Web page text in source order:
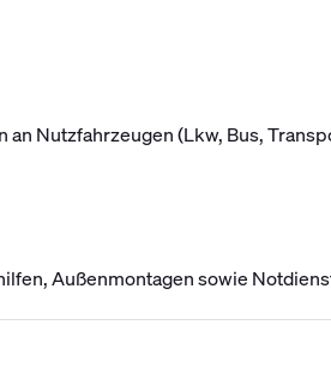
an Nutzfahrzeugen (Lkw, Bus,
Außenmontagen sowie